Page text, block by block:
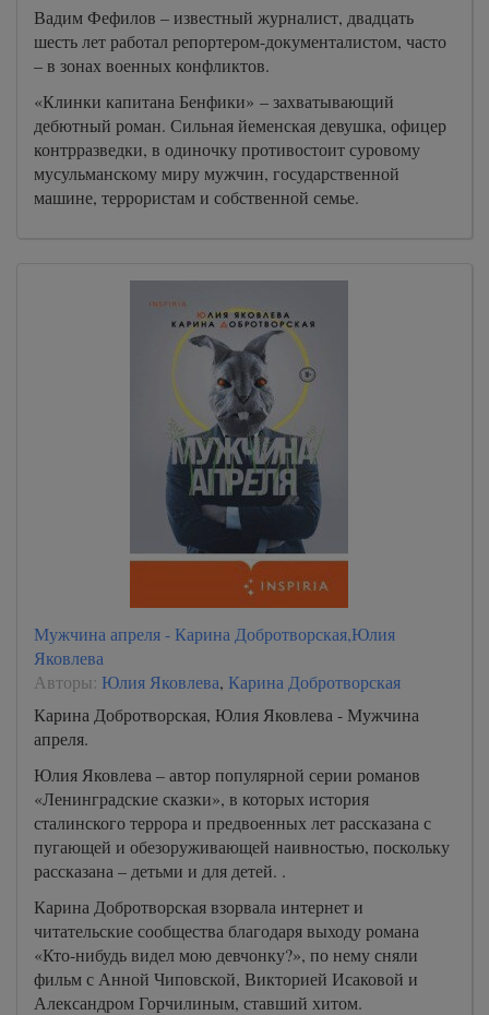
Вадим Фефилов – известный журналист, двадцать
шесть лет работал репортером-документалистом, часто
– в зонах военных конфликтов.
«Клинки капитана Бенфики» – захватывающий
дебютный роман. Сильная йеменская девушка, офицер
контрразведки, в одиночку противостоит суровому
мусульманскому миру мужчин, государственной
машине, террористам и собственной семье.
Мужчина апреля - Карина Добротворская,Юлия
Яковлева
Авторы: Юлия Яковлева, Карина Добротворская
Карина Добротворская, Юлия Яковлева - Мужчина
апреля.
Юлия Яковлева – автор популярной серии романов
«Ленинградские сказки», в которых история
сталинского террора и предвоенных лет рассказана с
пугающей и обезоруживающей наивностью, поскольку
рассказана – детьми и для детей. .
Карина Добротворская взорвала интернет и
читательские сообщества благодаря выходу романа
«Кто-нибудь видел мою девчонку?», по нему сняли
фильм с Анной Чиповской, Викторией Исаковой и
Александром Горчилиным, ставший хитом.